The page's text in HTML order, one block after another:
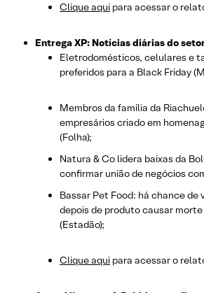
Clique aqui para acessar o
Entrega XP: Notícias diárias do
Eletrodomésticos, celulares e
preferidos para a Black Friday
Membros da família da
empresários criado em
(Folha);
Natura & Co lidera baixas da
confirmar união de negócios
Bassar Pet Food: há chance de
depois de produto causar
(Estadão);
Clique aqui para acessar o